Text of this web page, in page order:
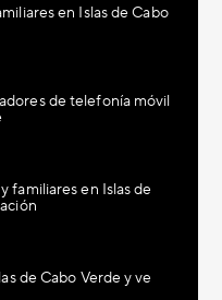
en Islas de Cabo
de telefonía móvil
familiares en Islas de
de Cabo Verde y ve